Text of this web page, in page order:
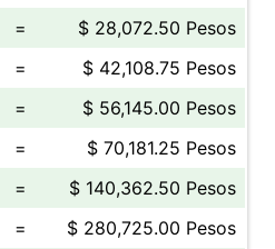
=
$ 28,072.50 Pesos
=
$ 42,108.75 Pesos
=
$ 56,145.00 Pesos
=
$ 70,181.25 Pesos
=
$ 140,362.50 Pesos
=
$ 280,725.00 Pesos